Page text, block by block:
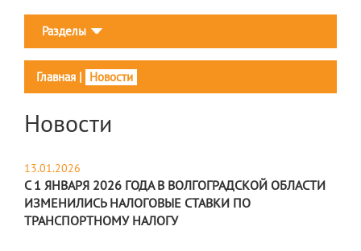
Разделы
Главная | Новости
Новости
13.01.2026
С 1 ЯНВАРЯ 2026 ГОДА В ВОЛГОГРАДСКОЙ ОБЛАСТИ
ИЗМЕНИЛИСЬ НАЛОГОВЫЕ СТАВКИ ПО
ТРАНСПОРТНОМУ НАЛОГУ